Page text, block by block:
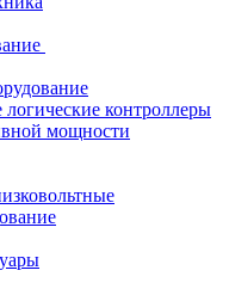
контроллеры
мощности